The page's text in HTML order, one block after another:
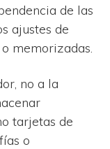
de las
ajustes de
memorizadas.
no a la
tarjetas de
o